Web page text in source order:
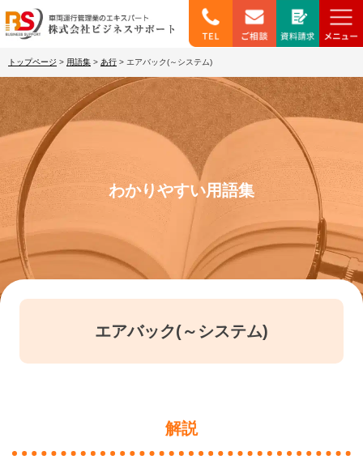
トップページ > 用語集 > あ行 > エアバック(～システム)
わかりやすい用語集
エアバック(～システム)
解説